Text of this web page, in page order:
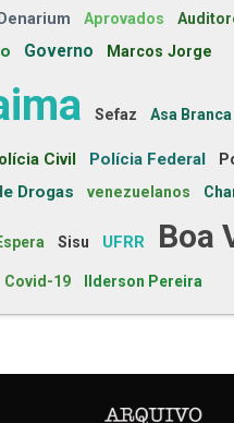
Aprovados
Governo Marcos Jorge
Sefaz Asa Branca
Civil Polícia Federal
Drogas venezuelanos
Sisu UFRR Boa
Covid-19 Ilderson Pereira